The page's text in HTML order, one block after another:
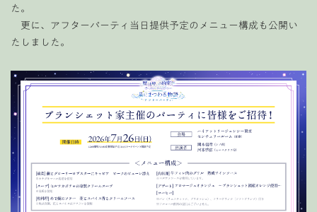
た。
更に、アフターパーティ当日提供予定のメニュー構成も公開い
たしました。